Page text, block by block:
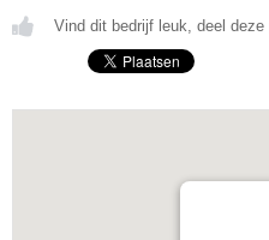
Vind dit bedrijf leuk, deel